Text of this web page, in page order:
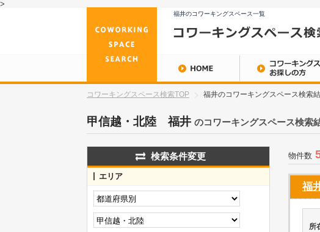
>
福井のコワーキングスペース一覧
コワーキングスペース検索TOP 福井のコワーキングスペース検索
甲信越・北陸 福井 のコワーキングスペース検索
検索条件変更
エリア
物件数
福
所